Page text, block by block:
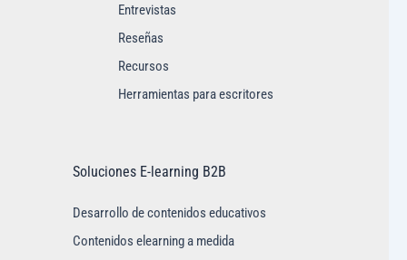
Entrevistas
Reseñas
Recursos
Herramientas para escritores
Soluciones E-learning B2B
Desarrollo de contenidos educativos
Contenidos elearning a medida